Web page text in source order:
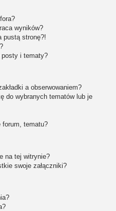
wyników?
pustą stronę?!
i tematy?
a obserwowaniem?
do wybranych tematów lub je
forum, tematu?
na tej witrynie?
swoje załączniki?